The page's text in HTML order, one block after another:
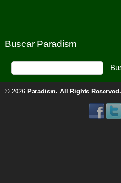
Buscar Paradism
© 2026 Paradism. All Rights Reserved.